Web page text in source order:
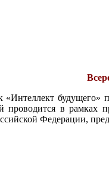
будущего»
проводится в рамках
Федерации,